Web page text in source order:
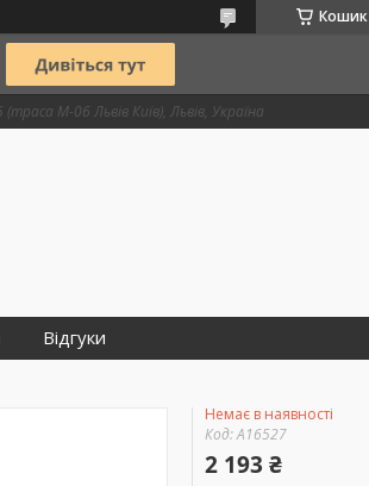
Кошик
М-06 Львів Київ), Львів, Україна
Відгуки
Немає в наявності
Код:А16527
2 193 ₴